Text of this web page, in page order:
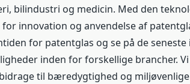
bilindustri og medicin. Med den
innovation og anvendelse af
for patentglas og se på de
inden for forskellige brancher.
til bæredygtighed og miljøvenlige